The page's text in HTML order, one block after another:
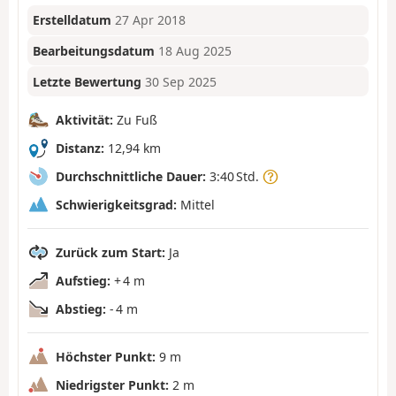
Erstelldatum 27 Apr 2018
Bearbeitungsdatum 18 Aug 2025
Letzte Bewertung 30 Sep 2025
Aktivität: Zu Fuß
Distanz: 12,94 km
Durchschnittliche Dauer: 3:40 Std.
Schwierigkeitsgrad: Mittel
Zurück zum Start: Ja
Aufstieg: + 4 m
Abstieg: - 4 m
Höchster Punkt: 9 m
Niedrigster Punkt: 2 m